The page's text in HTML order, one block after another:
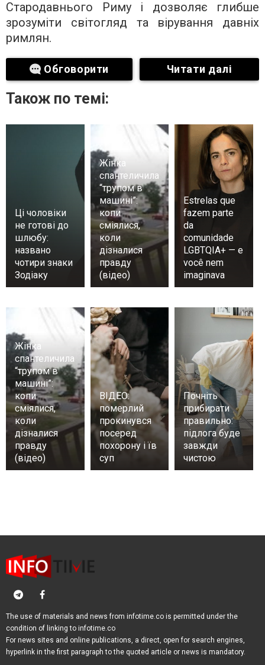
Стародавнього Риму і дозволяє глибше
зрозуміти світогляд та вірування давніх
римлян.
Обговорити Читати далі
Також по темі:
Ці чоловіки
не готові до
шлюбу:
названо
чотири знаки
Зодіаку
Жінка
спантеличила
“трупом в
машині”:
копи
сміялися,
коли
дізналися
правду
(відео)
Estrelas que
fazem parte
da
comunidade
LGBTQIA+ — e
você nem
imaginava
Жінка
спантеличила
“трупом в
машині”:
копи
сміялися,
коли
дізналися
правду
(відео)
ВІДЕО:
померлий
прокинувся
посеред
похорону і їв
суп
Почніть
прибирати
правильно:
підлога буде
завжди
чистою
The use of materials and news from infotime.co is permitted under the
condition of linking to infotime.co
For news sites and online publications, a direct, open for search engines,
hyperlink in the first paragraph to the quoted article or news is mandatory.